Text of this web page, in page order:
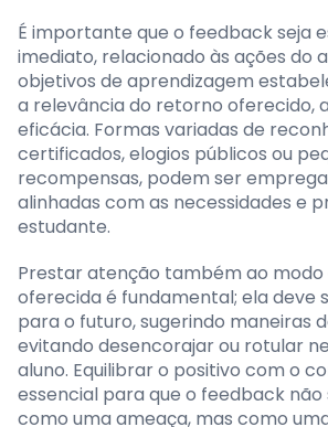
É importante que o feedback seja
imediato, relacionado às ações do
objetivos de aprendizagem
a relevância do retorno oferecido,
eficácia. Formas variadas de
certificados, elogios públicos ou
recompensas, podem ser
alinhadas com as necessidades e
estudante.
Prestar atenção também ao
oferecida é fundamental; ela deve
para o futuro, sugerindo maneiras
evitando desencorajar ou rotular
aluno. Equilibrar o positivo com o
essencial para que o feedback
como uma ameaça, mas como